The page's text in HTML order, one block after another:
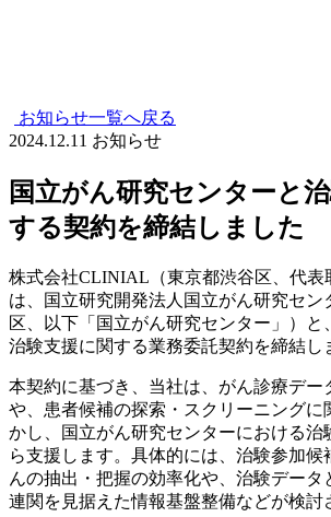
お知らせ一覧へ戻る
2024.12.11 お知らせ
国立がん研究センターと
する契約を締結しました
株式会社CLINIAL（東京都渋谷区、代表
は、国立研究開発法人国立がん研究セン
区、以下「国立がん研究センター」）と
治験支援に関する業務委託契約を締結し
本契約に基づき、当社は、がん診療デー
や、患者候補の探索・スクリーニングに
かし、国立がん研究センターにおける治
ら支援します。具体的には、治験参加候
んの抽出・把握の効率化や、治験データ
連関を見据えた情報基盤整備などが検討